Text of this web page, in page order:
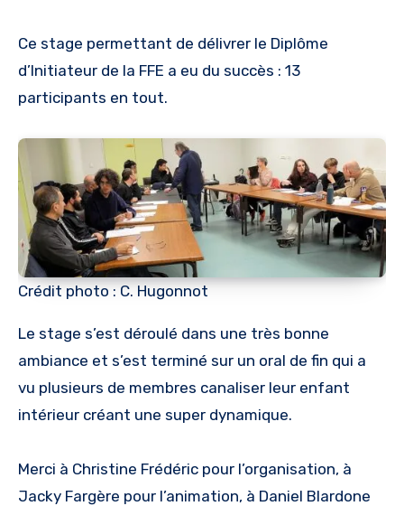
Ce stage permettant de délivrer le Diplôme
d’Initiateur de la FFE a eu du succès : 13
participants en tout.
Crédit photo : C. Hugonnot
Le stage s’est déroulé dans une très bonne
ambiance et s’est terminé sur un oral de fin qui a
vu plusieurs de membres canaliser leur enfant
intérieur créant une super dynamique.
Merci à Christine Frédéric pour l’organisation, à
Jacky Fargère pour l’animation, à Daniel Blardone